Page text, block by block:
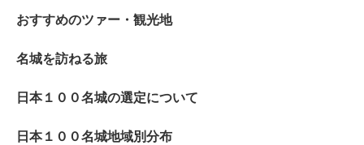
おすすめのツァー・観光地
名城を訪ねる旅
日本１００名城の選定について
日本１００名城地域別分布